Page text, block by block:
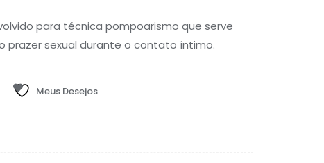
para técnica pompoarismo que serve
prazer sexual durante o contato íntimo.
Meus Desejos